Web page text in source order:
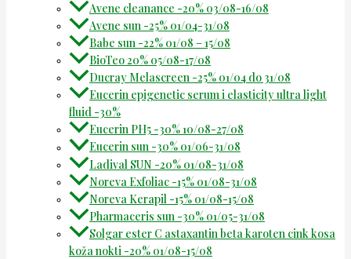
Avene cleanance -20% 03/08-16/08
Avene sun -25% 01/04-31/08
Babe sun -22% 01/08 – 15/08
BioTeo 20% 05/08-17/08
Ducray Melascreen -25% 01/04 do 31/08
Eucerin epigenetic serum i elasticity ultra light
fluid -30%
Eucerin PH5 -30% 10/08-27/08
Eucerin sun -30% 01/06-31/08
Ladival SUN -20% 01/08-31/08
Noreva Exfoliac -15% 01/08-31/08
Noreva Kerapil -15% 01/08-15/08
Pharmaceris sun -30% 01/05-31/08
Solgar ester C astaxantin beta karoten cink kosa
koža nokti -20% 01/08-15/08